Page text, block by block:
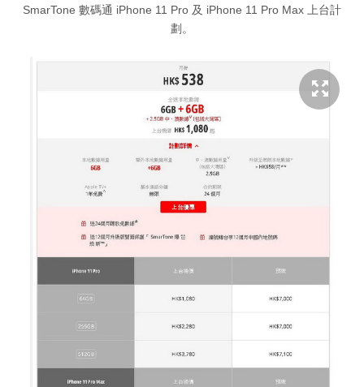
SmarTone 數碼通 iPhone 11 Pro 及 iPhone 11 Pro Max 上台計
劃。